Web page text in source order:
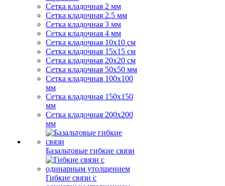
Сетка кладочная 2 мм
Сетка кладочная 2.5 мм
Сетка кладочная 3 мм
Сетка кладочная 4 мм
Сетка кладочная 10x10 см
Сетка кладочная 15x15 см
Сетка кладочная 20x20 см
Сетка кладочная 50x50 мм
Сетка кладочная 100x100
мм
Сетка кладочная 150x150
мм
Сетка кладочная 200x200
мм
Базальтовые гибкие связи
Гибкие связи с